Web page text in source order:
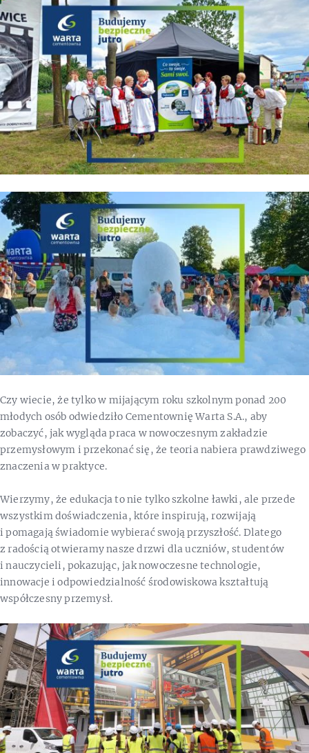
Czy wiecie, że tylko w mijającym roku szkolnym ponad 200
młodych osób odwiedziło Cementownię Warta S.A., aby
zobaczyć, jak wygląda praca w nowoczesnym zakładzie
przemysłowym i przekonać się, że teoria nabiera prawdziwego
znaczenia w praktyce.
Wierzymy, że edukacja to nie tylko szkolne ławki, ale przede
wszystkim doświadczenia, które inspirują, rozwijają
i pomagają świadomie wybierać swoją przyszłość. Dlatego
z radością otwieramy nasze drzwi dla uczniów, studentów
i nauczycieli, pokazując, jak nowoczesne technologie,
innowacje i odpowiedzialność środowiskowa kształtują
współczesny przemysł.